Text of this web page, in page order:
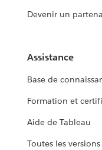
Devenir un
Assistance
Base de
Formation et
Aide de Tableau
Toutes les versions